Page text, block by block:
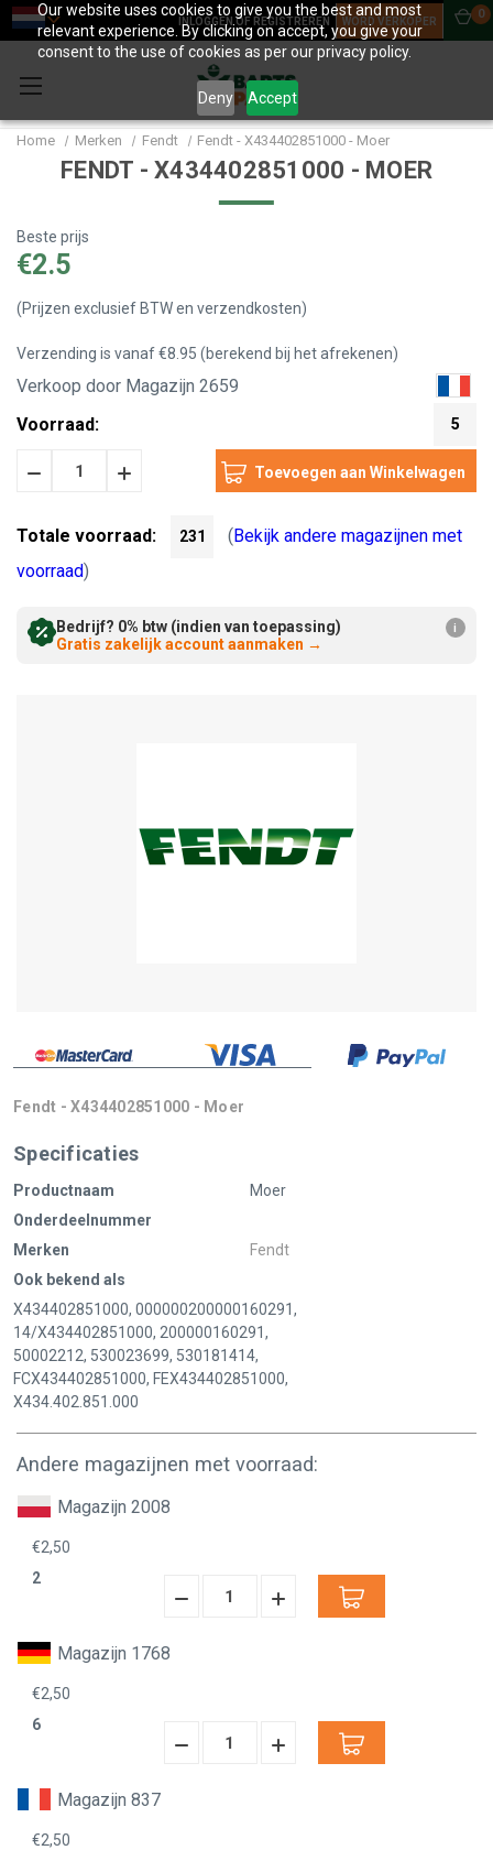
Our website uses cookies to give you the best and most
relevant experience. By clicking on accept, you give your
consent to the use of cookies as per our privacy policy.
Deny Accept
INLOGGEN OF REGISTREREN WORD VERKOPER
0
Home Merken Fendt Fendt - X434402851000 - Moer
FENDT - X434402851000 - MOER
Beste prijs
€2.5
(Prijzen exclusief BTW en verzendkosten)
Verzending is vanaf €8.95 (berekend bij het afrekenen)
Verkoop door Magazijn 2659
Voorraad:
5
HoeveelheidHoeveelheid
Totale voorraad: 231 ( Bekijk andere magazijnen met
voorraad)
Bedrijf? 0% btw (indien van toepassing)
Gratis zakelijk account aanmaken →
i
Fendt - X434402851000 - Moer
Specificaties
Productnaam
Moer
Onderdeelnummer
Merken
Fendt
Ook bekend als
X434402851000, 000000200000160291,
14/X434402851000, 200000160291,
50002212, 530023699, 530181414,
FCX434402851000, FEX434402851000,
X434.402.851.000
Andere magazijnen met voorraad:
Magazijn 2008
€2,50
2
Hoeveelheid
Hoeveelheid
Magazijn 1768
€2,50
6
Hoeveelheid
Hoeveelheid
Magazijn 837
€2,50